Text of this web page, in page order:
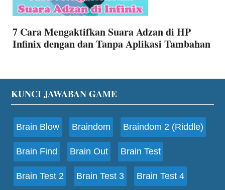
7 Cara Mengaktifkan Suara Adzan di HP
Infinix dengan dan Tanpa Aplikasi Tambahan
Footer
KUNCI JAWABAN GAME
Brain Blow Braindom Braindom 2 (Riddle)
Brain Find Brain Out Brain Test
Brain Test 2 Brain Test 3 Brain Test 4